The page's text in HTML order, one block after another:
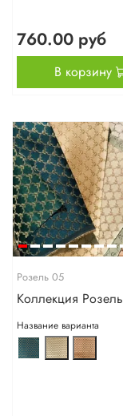
760.00 руб
В корзину
Розель 05
Коллекция Розель
Название варианта